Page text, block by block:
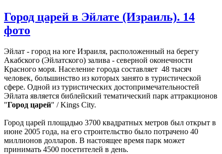
Город царей в Эйлате (Израиль). 14
фото
Эйлат - город на юге Израиля, расположенный на берегу
Акабского (Эйлатского) залива - северной оконечности
Красного моря. Население города составляет 48 тысяч
человек, большинство из которых занято в туристической
сфере. Одной из туристических достопримечательностей
Эйлата является библейский тематический парк аттракционов
"Город царей" / Kings City.
Город царей площадью 3700 квадратных метров был открыт в
июне 2005 года, на его строительство было потрачено 40
миллионов долларов. В настоящее время парк может
принимать 4500 посетителей в день.